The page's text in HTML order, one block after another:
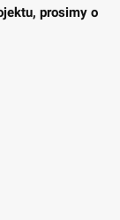
prosimy o